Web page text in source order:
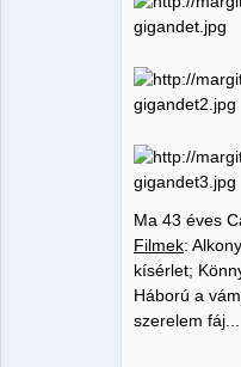
Ma 43 éves
Filmek:
kísérlet;
Háború a
szerelem fáj...